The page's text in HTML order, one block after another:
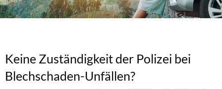
Keine Zuständigkeit der Polizei bei
Blechschaden-Unfällen?